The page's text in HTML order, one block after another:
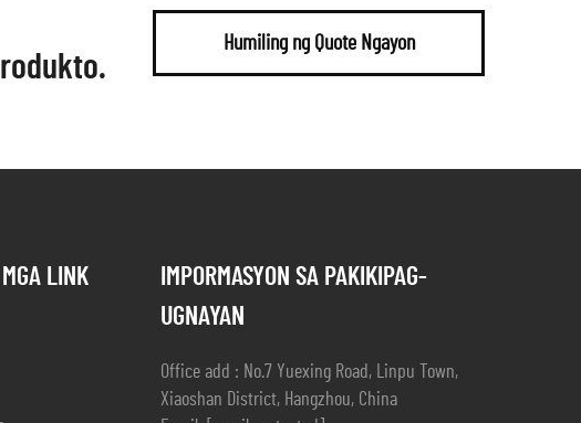
Humiling ng Quote Ngayon
LINK
IMPORMASYON SA PAKIKIPAG-
UGNAYAN
Office add : No.7 Yuexing Road, Linpu Town,
Xiaoshan District, Hangzhou, China